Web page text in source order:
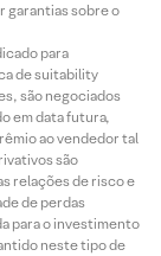
garantias sobre o
para
de suitability
são negociados
em data futura,
ao vendedor tal
são
relações de risco e
de perdas
para o investimento
neste tipo de